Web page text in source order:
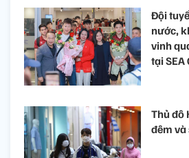
Đội
nước,
vinh
tại SEA
Thủ đô
đêm và